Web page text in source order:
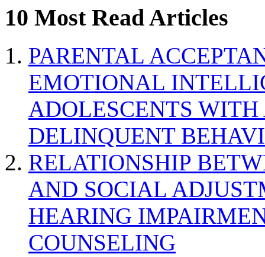
10 Most Read Articles
PARENTAL
EMOTIONAL
ADOLESCENTS
DELINQUENT
RELATIONSHIP
AND SOCIAL
HEARING
COUNSELING